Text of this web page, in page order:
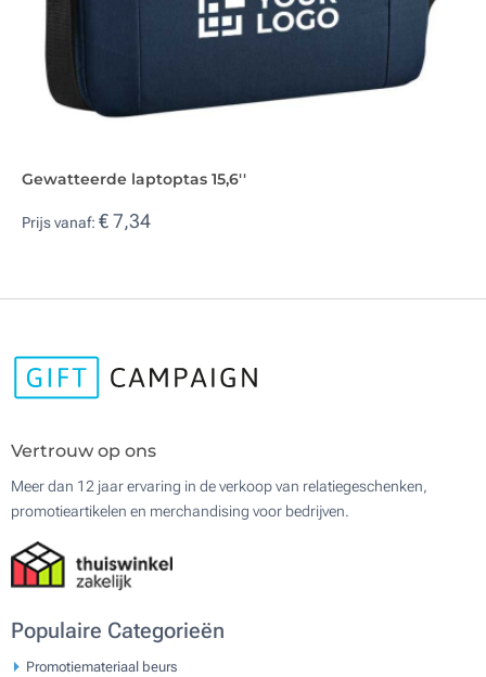
Gewatteerde laptoptas 15,6''
Prijs vanaf: € 7,34
Vertrouw op ons
Meer dan 12 jaar ervaring in de verkoop van relatiegeschenken,
promotieartikelen en merchandising voor bedrijven.
Populaire Categorieën
Promotiemateriaal beurs